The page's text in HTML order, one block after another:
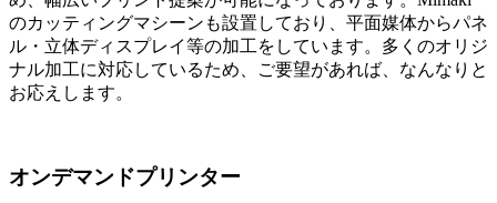
のカッティングマシーンも設置しており、平面媒体からパネ
ル・立体ディスプレイ等の加工をしています。多くのオリジ
ナル加工に対応しているため、ご要望があれば、なんなりと
お応えします。
オンデマンドプリンター